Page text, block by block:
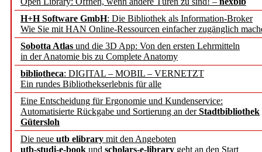
H+H Software GmbH: Die Bibliothek als Information-Broker
Wie Sie mit HAN Online-Ressourcen einfacher zugänglich
Sobotta Atlas und die 3D App: Von den ersten Lehrmitteln
in der Anatomie bis zu Complete Anatomy
bibliotheca: DIGITAL – MOBIL – VERNETZT
Ein rundes Bibliothekserlebnis für alle
Eine Entscheidung für Ergonomie und Kundenservice:
Automatisierte Rückgabe und Sortierung an derStadtbibliothek
Gütersloh
Die neue utb elibrary mit den Angeboten
utb-studi-e-book und scholars-e-library geht an den Start
und die Zeitschrift für
Francke Attempto
EBSCO Information
Recherchefunktionen in
Sorbisches Institut neu
Geschichte und